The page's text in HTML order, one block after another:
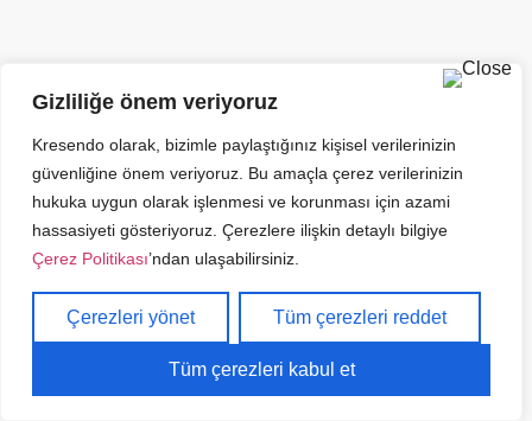
Gizliliğe önem veriyoruz
Kresendo olarak, bizimle paylaştığınız kişisel verilerinizin
güvenliğine önem veriyoruz. Bu amaçla çerez verilerinizin
hukuka uygun olarak işlenmesi ve korunması için azami
hassasiyeti gösteriyoruz. Çerezlere ilişkin detaylı bilgiye
Çerez Politikası’ndan ulaşabilirsiniz.
Çerezleri yönet Tüm çerezleri reddet
Tüm çerezleri kabul et